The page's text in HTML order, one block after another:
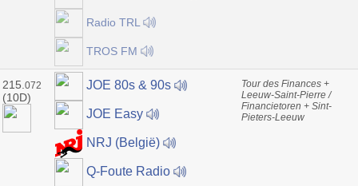
Radio TRL
TROS FM
215. 072
(10D)
JOE 80s & 90s
JOE Easy
NRJ (België)
Q-Foute Radio
Tour des Finances +
Leeuw-Saint-Pierre /
Financietoren + Sint-
Pieters-Leeuw